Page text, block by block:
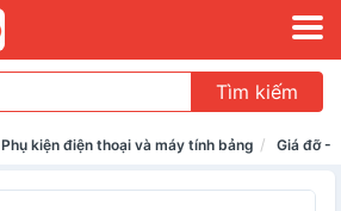
Tìm kiếm
Phụ kiện điện thoại và máy tính bảng Giá đỡ -